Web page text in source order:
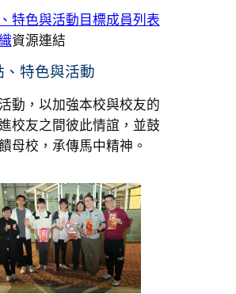
+
特色與活動 目標成員列表
資源連結
、特色與活動
動，以加強本校與校友的
校友之間彼此情誼，並鼓
母校，承傳馬中精神。